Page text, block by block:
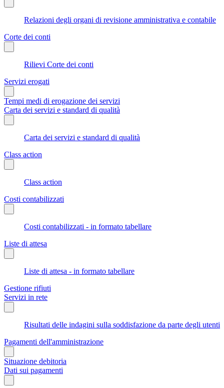
Relazioni degli organi di revisione amministrativa e contabile
Corte dei conti
Rilievi Corte dei conti
Servizi erogati
Tempi medi di erogazione dei servizi
Carta dei servizi e standard di qualità
Carta dei servizi e standard di qualità
Class action
Class action
Costi contabilizzati
Costi contabilizzati - in formato tabellare
Liste di attesa
Liste di attesa - in formato tabellare
Gestione rifiuti
Servizi in rete
Risultati delle indagini sulla soddisfazione da parte degli utenti
Pagamenti dell'amministrazione
Situazione debitoria
Dati sui pagamenti